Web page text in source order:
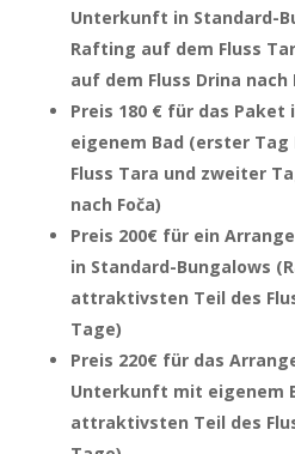
Unterkunft in Standard-
Rafting auf dem Fluss
auf dem Fluss Drina nach
Preis 180 € für das
eigenem Bad (erster
Fluss Tara und zweiter
nach Foča)
Preis 200€ für ein
in Standard-Bungalows
attraktivsten Teil des
Tage)
Preis 220€ für das
Unterkunft mit eigenem
attraktivsten Teil des